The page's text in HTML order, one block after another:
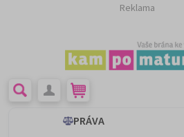
Reklama
PRÁVA